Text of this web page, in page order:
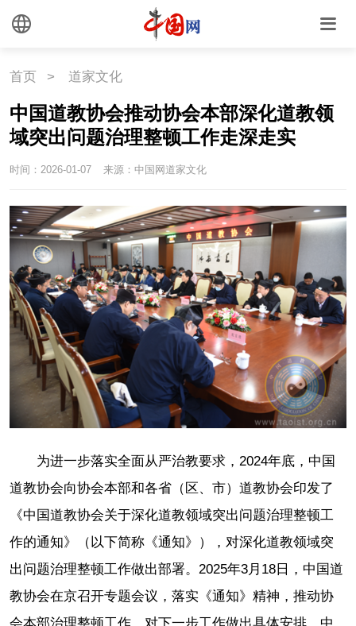
首页 > 道家文化
中国道教协会推动协会本部深化道教领
域突出问题治理整顿工作走深走实
时间：2026-01-07 来源：中国网道家文化
为进一步落实全面从严治教要求，2024年底，中国
道教协会向协会本部和各省（区、市）道教协会印发了
《中国道教协会关于深化道教领域突出问题治理整顿工
作的通知》（以下简称《通知》），对深化道教领域突
出问题治理整顿工作做出部署。2025年3月18日，中国道
教协会在京召开专题会议，落实《通知》精神，推动协